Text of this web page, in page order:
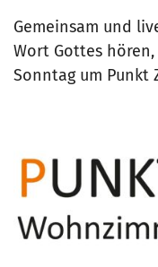
Gemeinsam und
Wort Gottes
Sonntag um Punkt